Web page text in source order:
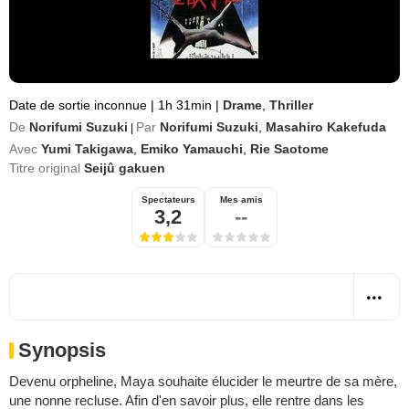
Date de sortie inconnue | 1h 31min | Drame Thriller
De Norifumi Suzuki Par Norifumi Suzuki
Masahiro Kakefuda
Avec Yumi Takigawa Emiko Yamauchi
Rie Saotome
Titre original Seijû gakuen
Spectateurs
3,2
Mes amis
--
Synopsis
Devenu orpheline, Maya souhaite élucider le meurtre de sa mère,
une nonne recluse. Afin d'en savoir plus, elle rentre dans les